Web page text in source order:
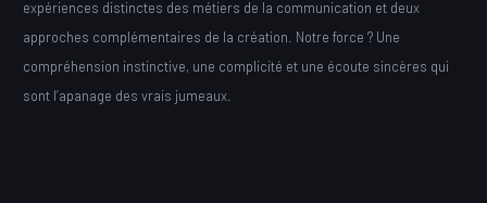
expériences distinctes des métiers de la communication et deux
approches complémentaires de la création. Notre force ? Une
compréhension instinctive, une complicité et une écoute sincères qui
sont l’apanage des vrais jumeaux.